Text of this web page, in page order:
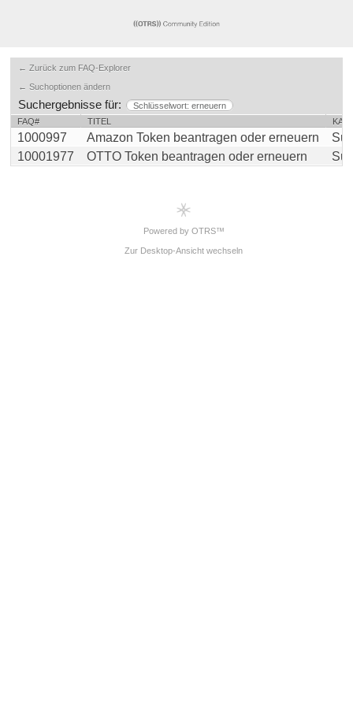
← Zurück zum FAQ-Explorer
← Suchoptionen ändern
Suchergebnisse für:
Schlüsselwort: erneuern
FAQ#
TITEL
1000997 Amazon Token beantragen oder erneuern
10001977
OTTO Token beantragen oder erneuern
Powered by OTRS™
Zur Desktop-Ansicht wechseln